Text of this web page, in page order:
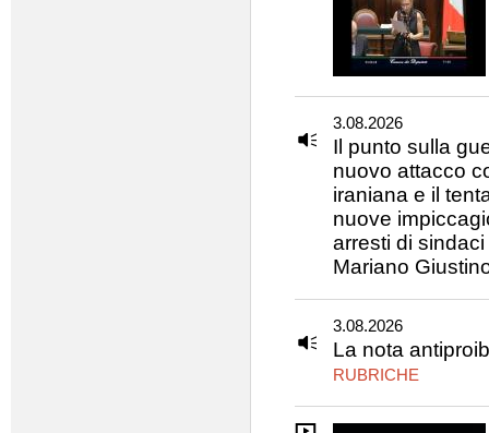
3.08.2026
Il punto sulla
nuovo attacco
iraniana e il
nuove
arresti di
Mariano
3.08.2026
La nota
RUBRICHE